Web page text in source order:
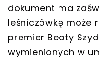
dokument ma
leśniczówkę może
premier Beaty
wymienionych w